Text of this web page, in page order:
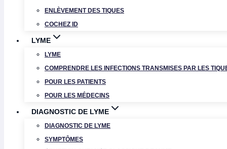
ENLÈVEMENT DES TIQUES
COCHEZ ID
LYME
LYME
COMPRENDRE LES INFECTIONS TRANSMISES PAR LES
POUR LES PATIENTS
POUR LES MÉDECINS
DIAGNOSTIC DE LYME
DIAGNOSTIC DE LYME
SYMPTÔMES